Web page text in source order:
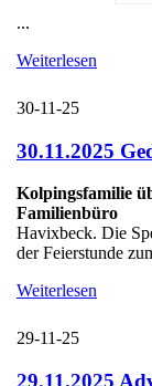
...
Weiterlesen
30-11-25
30.11.2025
Kolpingsfamilie
Familienbüro
Havixbeck. Die
der Feierstunde
Weiterlesen
29-11-25
29.11.2025